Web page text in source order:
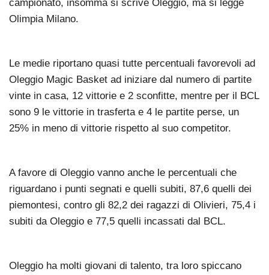
campionato, insomma si scrive Oleggio, ma si legge
Olimpia Milano.
Le medie riportano quasi tutte percentuali favorevoli ad
Oleggio Magic Basket ad iniziare dal numero di partite
vinte in casa, 12 vittorie e 2 sconfitte, mentre per il BCL
sono 9 le vittorie in trasferta e 4 le partite perse, un
25% in meno di vittorie rispetto al suo competitor.
A favore di Oleggio vanno anche le percentuali che
riguardano i punti segnati e quelli subiti, 87,6 quelli dei
piemontesi, contro gli 82,2 dei ragazzi di Olivieri, 75,4 i
subiti da Oleggio e 77,5 quelli incassati dal BCL.
Oleggio ha molti giovani di talento, tra loro spiccano